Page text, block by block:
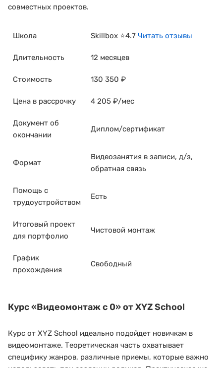
совместных проектов.
Школа Skillbox ⭐4.7 Читать отзывы
Длительность 12 месяцев
Стоимость 130 350 ₽
Цена в рассрочку 4 205 ₽/мес
Документ об
окончании
Диплом/сертификат
Формат
Видеозанятия в записи, д/з,
обратная связь
Помощь с
трудоустройством
Есть
Итоговый проект
для портфолио
Чистовой монтаж
График
прохождения
Свободный
Курс«Видеомонтаж с 0»от XYZ School
Курс от XYZ School идеально подойдет новичкам в
видеомонтаже. Теоретическая часть охватывает
специфику жанров, различные приемы, которые важно